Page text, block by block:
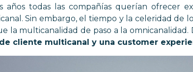
años todas las compañías querían ofrecer
Sin embargo, el tiempo y la celeridad de
la multicanalidad de paso a la omnicanalidad.
cliente multicanal y una customer